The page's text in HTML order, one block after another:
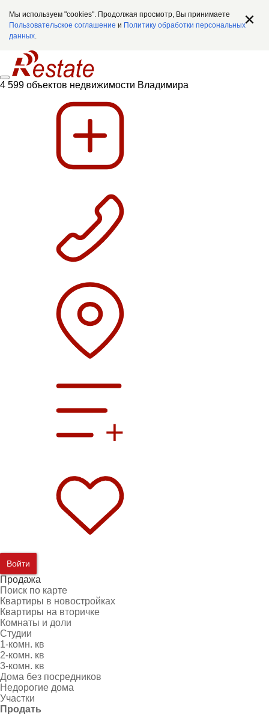
Мы используем "cookies". Продолжая просмотр, Вы принимаете
Пользовательское соглашение и Политику обработки персональных
данных.
4 599 объектов недвижимости Владимира
Войти
Продажа
Поиск по карте
Квартиры в новостройках
Квартиры на вторичке
Комнаты и доли
Студии
1-комн. кв
2-комн. кв
3-комн. кв
Дома без посредников
Недорогие дома
Участки
Продать